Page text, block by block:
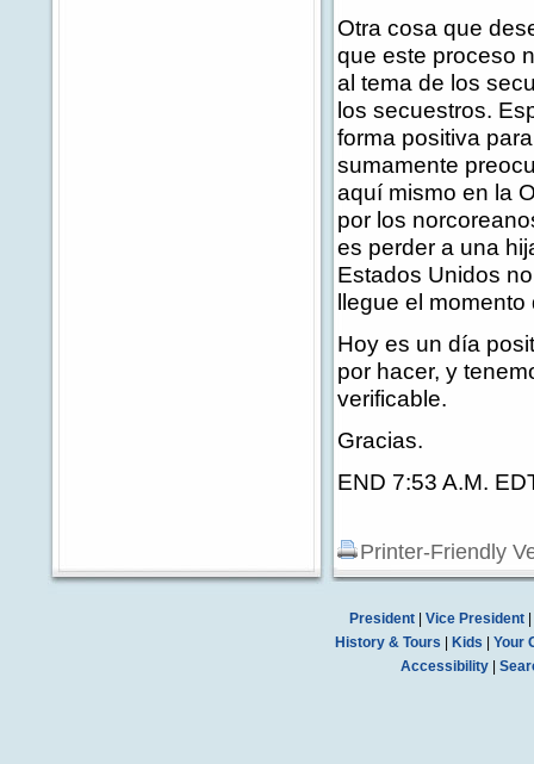
Otra cosa que
que este proceso
al tema de los
los secuestros.
forma positiva
sumamente
aquí mismo en la
por los
es perder a una
Estados Unidos
llegue el
Hoy es un día
por hacer, y
verificable.
Gracias.
END 7:53 A.M.
Printer-Friendly
President| Vice President|
History & Tours
Kids
Your
Accessibility